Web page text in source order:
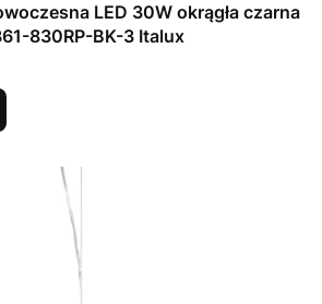
LED 30W okrągła czarna
830RP-BK-3 Italux